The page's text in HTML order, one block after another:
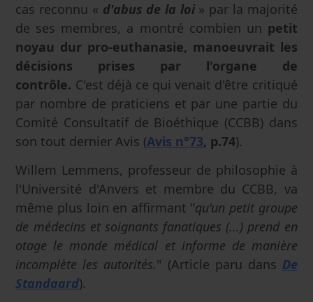
cas reconnu « d'abus de la loi» par la majorité
de ses membres, a montré combien un petit
noyau dur pro-euthanasie, manoeuvrait les
décisions prises par l'organe de
contrôle. C'est déjà ce qui venait d'être critiqué
par nombre de praticiens et par une partie du
Comité Consultatif de Bioéthique (CCBB) dans
son tout dernier Avis (Avis n°73, p.74).
Willem Lemmens, professeur de philosophie à
l'Université d'Anvers et membre du CCBB, va
même plus loin en affirmant "qu'un petit groupe
de médecins et soignants fanatiques (...) prend en
otage le monde médical et informe de manière
incomplète les autorités." (Article paru dans De
Standaard).